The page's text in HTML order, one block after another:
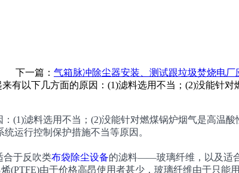
篇： 气箱脉冲除尘器安装、测试跟垃圾焚烧电厂
有以下几方面的原因：(1)滤料选用不当；(2)没能针
滤料选用不当；(2)没能针对燃煤锅炉烟气是高温酸
运行控制保护措施不当等原因。
于反吹类布袋除尘设备的滤料——玻璃纤维，以及适
(PTFE)由于价格高昂使用者甚少，玻璃纤维由于只